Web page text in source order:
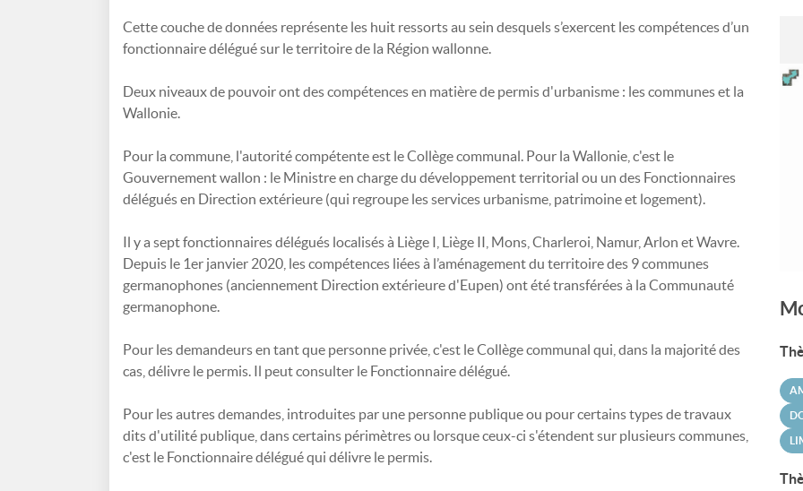
Cette couche de données représente les huit ressorts au sein desquels s’exercent les compétences d’un
fonctionnaire délégué sur le territoire de la Région wallonne.
Deux niveaux de pouvoir ont des compétences en matière de permis d'urbanisme : les communes et la
Wallonie.
Pour la commune, l'autorité compétente est le Collège communal. Pour la Wallonie, c'est le
Gouvernement wallon : le Ministre en charge du développement territorial ou un des Fonctionnaires
délégués en Direction extérieure (qui regroupe les services urbanisme, patrimoine et logement).
Il y a sept fonctionnaires délégués localisés à Liège I, Liège II, Mons, Charleroi, Namur, Arlon et Wavre.
Depuis le 1er janvier 2020, les compétences liées à l’aménagement du territoire des 9 communes
germanophones (anciennement Direction extérieure d'Eupen) ont été transférées à la Communauté
germanophone.
Pour les demandeurs en tant que personne privée, c'est le Collège communal qui, dans la majorité des
cas, délivre le permis. Il peut consulter le Fonctionnaire délégué.
Pour les autres demandes, introduites par une personne publique ou pour certains types de travaux
dits d'utilité publique, dans certains périmètres ou lorsque ceux-ci s'étendent sur plusieurs communes,
c'est le Fonctionnaire délégué qui délivre le permis.